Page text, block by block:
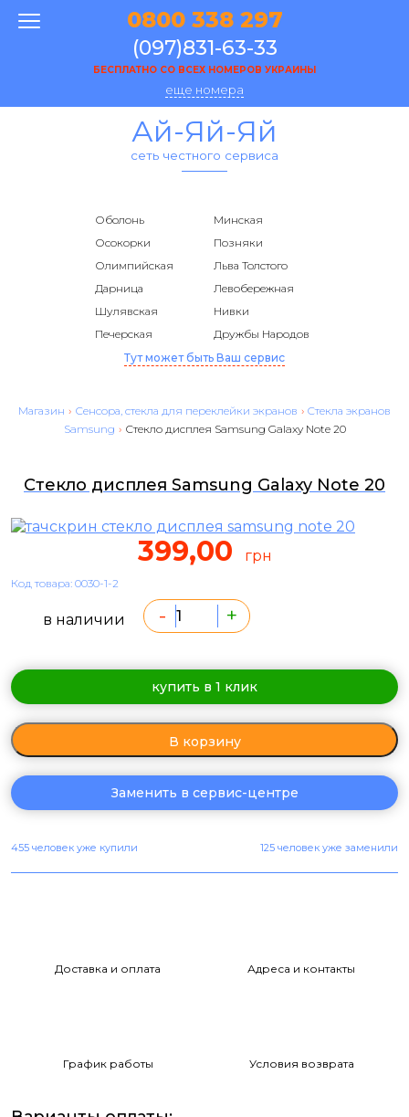
0800 338 297
(097)831-63-33
БЕСПЛАТНО СО ВСЕХ НОМЕРОВ УКРАИНЫ
еще номера
Ай-Яй-Яй
сеть честного сервиса
Оболонь
Минская
Осокорки
Позняки
Олимпийская
Льва Толстого
Дарница
Левобережная
Шулявская
Нивки
Печерская
Дружбы Народов
Тут может быть Ваш сервис
Магазин › Сенсора, стекла для переклейки экранов › Cтекла экранов
Samsung › Стекло дисплея Samsung Galaxy Note 20
Стекло дисплея Samsung Galaxy Note 20
399,00 грн
Код товара: 0030-1-2
в наличии - +
купить в 1 клик
В корзину
Заменить в сервис-центре
455 человек уже купили 125 человек уже заменили
Доставка и оплата Адреса и контакты
График работы Условия возврата